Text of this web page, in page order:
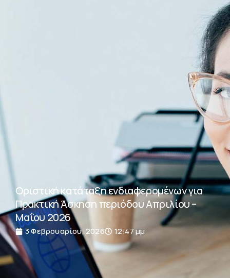
Οριστική κατάταξη ενδιαφερομένων για
Πρακτική Άσκηση περιόδου Απριλίου –
Μαΐου 2026
3 Φεβρουαρίου, 2026 12:47 μμ